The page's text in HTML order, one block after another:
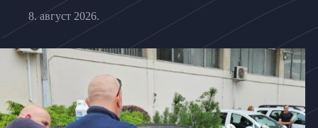
8. август 2026.